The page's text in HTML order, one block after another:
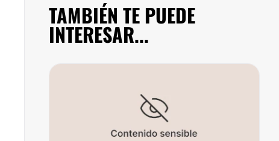
TAMBIÉN TE PUEDE
INTERESAR...